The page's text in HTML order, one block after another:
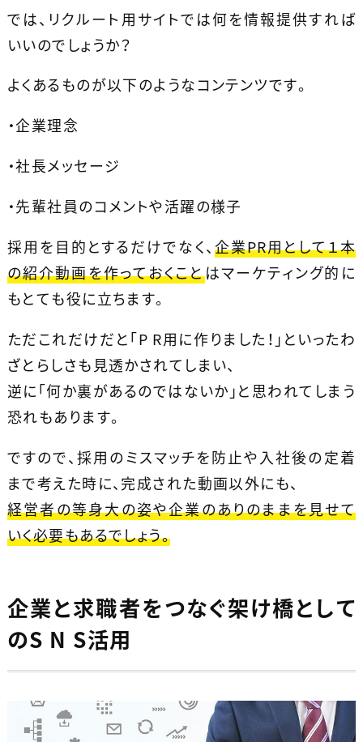
では、リクルート用サイトでは何を情報提供すれば
いいのでしょうか？
よくあるものが以下のようなコンテンツです。
・企業理念
・社長メッセージ
・先輩社員のコメントや活躍の様子
採用を目的とするだけでなく、企業PR用として１本
の紹介動画を作っておくことはマーケティング的に
もとても役に立ちます。
ただこれだけだと「P R用に作りました！」といったわ
ざとらしさも見透かされてしまい、
逆に「何か裏があるのではないか」と思われてしまう
恐れもあります。
ですので、採用のミスマッチを防止や入社後の定着
まで考えた時に、完成された動画以外にも、
経営者の等身大の姿や企業のありのままを見せて
いく必要もあるでしょう。
企業と求職者をつなぐ架け橋として
のS N S活用